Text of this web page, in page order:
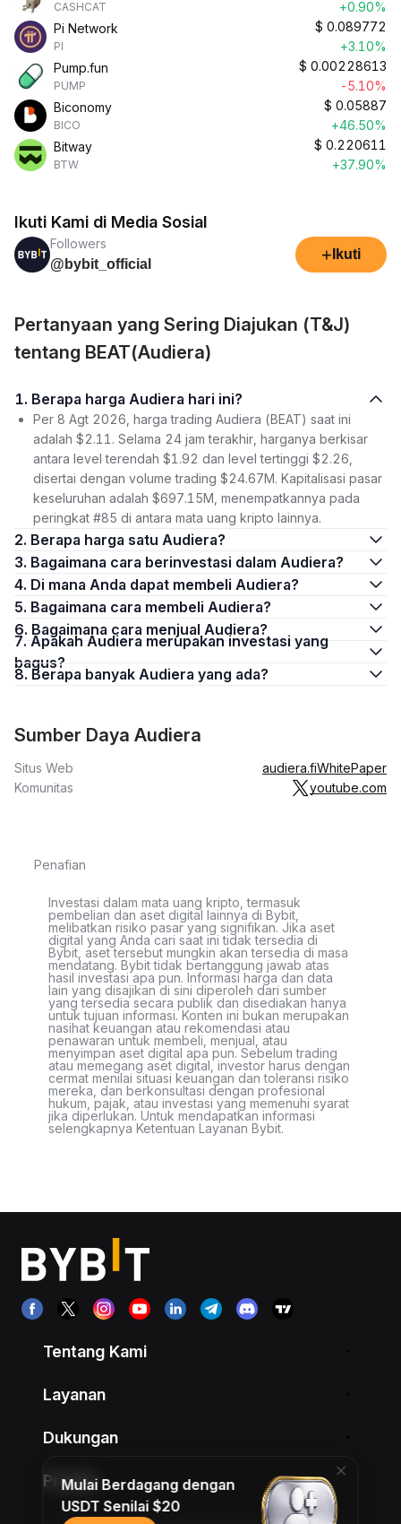
CASHCAT
+0.90%
Pi Network
PI
$ 0.089772
+3.10%
Pump.fun
PUMP
$ 0.00228613
-5.10%
Biconomy
BICO
$ 0.05887
+46.50%
Bitway
BTW
$ 0.220611
+37.90%
Ikuti Kami di Media Sosial
Followers
@bybit_official
+ Ikuti
Pertanyaan yang Sering Diajukan (T&J)
tentang BEAT(Audiera)
1. Berapa harga Audiera hari ini?
Per 8 Agt 2026, harga trading Audiera (BEAT) saat ini
adalah $2.11. Selama 24 jam terakhir, harganya berkisar
antara level terendah $1.92 dan level tertinggi $2.26,
disertai dengan volume trading $24.67M. Kapitalisasi pasar
keseluruhan adalah $697.15M, menempatkannya pada
peringkat #85 di antara mata uang kripto lainnya.
2. Berapa harga satu Audiera?
3. Bagaimana cara berinvestasi dalam Audiera?
4. Di mana Anda dapat membeli Audiera?
5. Bagaimana cara membeli Audiera?
6. Bagaimana cara menjual Audiera?
7. Apakah Audiera merupakan investasi yang
bagus?
8. Berapa banyak Audiera yang ada?
Sumber Daya Audiera
Situs Web audiera.fiWhitePaper
Komunitas
youtube.com
Penafian
Investasi dalam mata uang kripto, termasuk
pembelian dan aset digital lainnya di Bybit,
melibatkan risiko pasar yang signifikan. Jika aset
digital yang Anda cari saat ini tidak tersedia di
Bybit, aset tersebut mungkin akan tersedia di masa
mendatang. Bybit tidak bertanggung jawab atas
hasil investasi apa pun. Informasi harga dan data
lain yang disajikan di sini diperoleh dari sumber
yang tersedia secara publik dan disediakan hanya
untuk tujuan informasi. Konten ini bukan merupakan
nasihat keuangan atau rekomendasi atau
penawaran untuk membeli, menjual, atau
menyimpan aset digital apa pun. Sebelum trading
atau memegang aset digital, investor harus dengan
cermat menilai situasi keuangan dan toleransi risiko
mereka, dan berkonsultasi dengan profesional
hukum, pajak, atau investasi yang memenuhi syarat
jika diperlukan. Untuk mendapatkan informasi
selengkapnya Ketentuan Layanan Bybit.
Tentang Kami
Layanan
Dukungan
Produk
Mulai Berdagang dengan
USDT Senilai $20